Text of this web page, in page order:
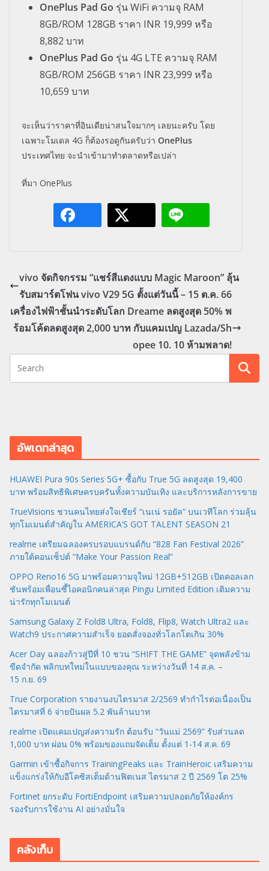
OnePlus Pad Go รุ่น WiFi ความจุ RAM
8GB/ROM 128GB ราคา INR 19,999 หรือ
8,882 บาท
OnePlus Pad Go รุ่น 4G LTE ความจุ RAM
8GB/ROM 256GB ราคา INR 23,999 หรือ
10,659 บาท
จะเห็นว่าราคาที่อินเดียน่าสนใจมากๆ เลยนะครับ โดย
เฉพาะโมเดล 4G ก็ต้องรอดูกันครับว่า OnePlus
ประเทศไทย จะนำเข้ามาทำตลาดหรือเปล่า
ที่มา OnePlus
vivo จัดกิจกรรม “แชร์สีแดงแบบ Magic Maroon” ลุ้น
รับสมาร์ตโฟน vivo V29 5G ตั้งแต่วันนี้ – 15 ต.ค. 66
เครื่องไฟฟ้าชั้นนำระดับโลก Dreame ลดสูงสุด 50% พ
ร้อมโค้ดลดสูงสุด 2,000 บาท กับแคมเปญ Lazada/Sh
opee 10. 10 ห้ามพลาด!
อัพเดทล่าสุด
HUAWEI Pura 90s Series 5G+ ซื้อกับ True 5G ลดสูงสุด 19,400
บาท พร้อมสิทธิพิเศษครบครันทั้งความบันเทิง และบริการหลังการขาย
TrueVisions ชวนคนไทยส่งใจเชียร์ “เนเน่ รอยัล” บนเวทีโลก ร่วมลุ้น
ทุกโมเมนต์สำคัญใน AMERICA’S GOT TALENT SEASON 21
realme เตรียมฉลองครบรอบแบรนด์กับ “828 Fan Festival 2026”
ภายใต้คอนเซ็ปต์ “Make Your Passion Real”
OPPO Reno16 5G มาพร้อมความจุใหม่ 12GB+512GB เปิดคอลเลก
ชันพร้อมเพื่อนซี้ไอคอนิกคนล่าสุด Pingu Limited Edition เติมความ
น่ารักทุกโมเมนต์
Samsung Galaxy Z Fold8 Ultra, Fold8, Flip8, Watch Ultra2 และ
Watch9 ประกาศความสำเร็จ ยอดสั่งจองทั่วโลกโตเกิน 30%
Acer Day ฉลองก้าวสู่ปีที่ 10 ชวน “SHIFT THE GAME” จุดพลังข้าม
ขีดจำกัด พลิกบทใหม่ในแบบของคุณ ระหว่างวันที่ 14 ส.ค. –
15 ก.ย. 69
True Corporation รายงานงบไตรมาส 2/2569 ทำกำไรต่อเนื่องเป็น
ไตรมาสที่ 6 จ่ายปันผล 5.2 พันล้านบาท
realme เปิดแคมเปญส่งความรัก ต้อนรับ “วันแม่ 2569” รับส่วนลด
1,000 บาท ผ่อน 0% พร้อมของแถมจัดเต็ม ตั้งแต่ 1-14 ส.ค. 69
Garmin เข้าซื้อกิจการ TrainingPeaks และ TrainHeroic เสริมความ
แข็งแกร่งให้กับอีโคซิสเต็มด้านฟิตเนส ไตรมาส 2 ปี 2569 โต 25%
Fortinet ยกระดับ FortiEndpoint เสริมความปลอดภัยให้องค์กร
รองรับการใช้งาน AI อย่างมั่นใจ
คลังเก็บ